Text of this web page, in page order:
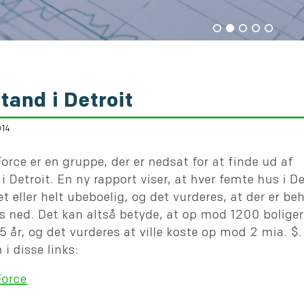
i Detroit
er en gruppe, der er nedsat for at finde ud af
Detroit. En ny rapport viser, at hver femte hus i
eller helt ubeboelig, og det vurderes, at der er
ned. Det kan altså betyde, at op mod 1200
år, og det vurderes at ville koste op mod 2 mia. $.
i disse links: